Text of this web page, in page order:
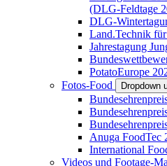
(DLG-Feldtage
DLG-
Land.Technik
Jahrestagung
PotatoEurope
Fotos-Food
Dropdown
Anuga FoodTec
International
Videos und Footage-